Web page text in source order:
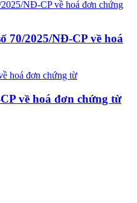
70/2025/NĐ-CP về hoá
về hoá đơn chứng từ